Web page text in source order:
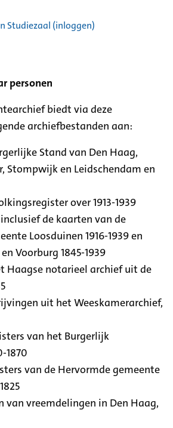
Studiezaal (inloggen)
personen
biedt via deze
archiefbestanden aan:
Stand van Den Haag,
Stompwijk en Leidschendam en
over 1913-1939
de kaarten van de
Loosduinen 1916-1939 en
Voorburg 1845-1939
Haagse notarieel archief uit de
uit het Weeskamerarchief,
van het Burgerlijk
1870
van de Hervormde gemeente
van vreemdelingen in Den Haag,